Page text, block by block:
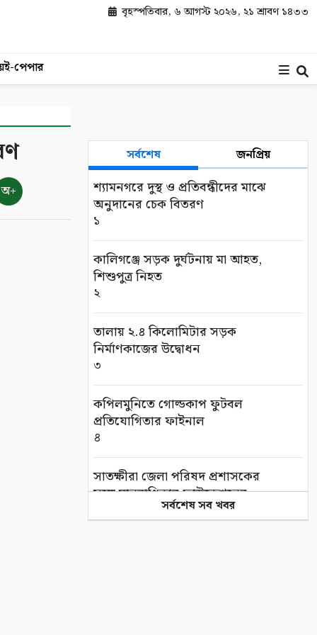
বৃহস্পতিবার, ৬ আগস্ট ২০২৬, ২১ শ্রাবণ ১৪৩৩
ই-পেপার
অ+
সর্বশেষ জনপ্রিয়
শ্যামনগরে দুস্থ ও প্রতিবন্ধীদের মাঝে
অনুদানের চেক বিতরণ
১
কালিগঞ্জে সড়ক দুর্ঘটনায় মা আহত,
শিশুপুত্র নিহত
২
তালায় ২.৪ কিলোমিটার সড়ক
নির্মাণকাজের উদ্বোধন
৩
কপিলমুনিতে গোল্ডকাপ ফুটবল
প্রতিযোগিতার ফাইনাল
৪
সাতক্ষীরা জেলা পরিষদ প্রশাসকের
সঙ্গে মানবাধিকার ফাউন্ডেশনের
সৌজন্য সাক্ষাৎসর্বশেষ সব খবর